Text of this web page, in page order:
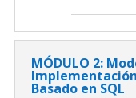
MÓDULO 2:
Basado en SQL